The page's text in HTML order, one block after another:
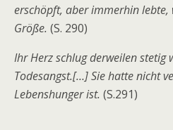
erschöpft, aber immerhin
Größe. (S. 290)
Ihr Herz schlug derweilen stetig
Todesangst.[…] Sie hatte nicht
Lebenshunger ist. (S.291)